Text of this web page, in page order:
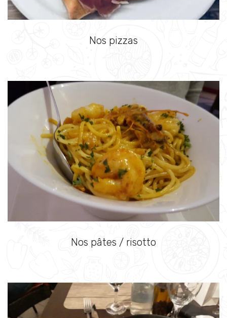
Nos pizzas
Nos pâtes / risotto